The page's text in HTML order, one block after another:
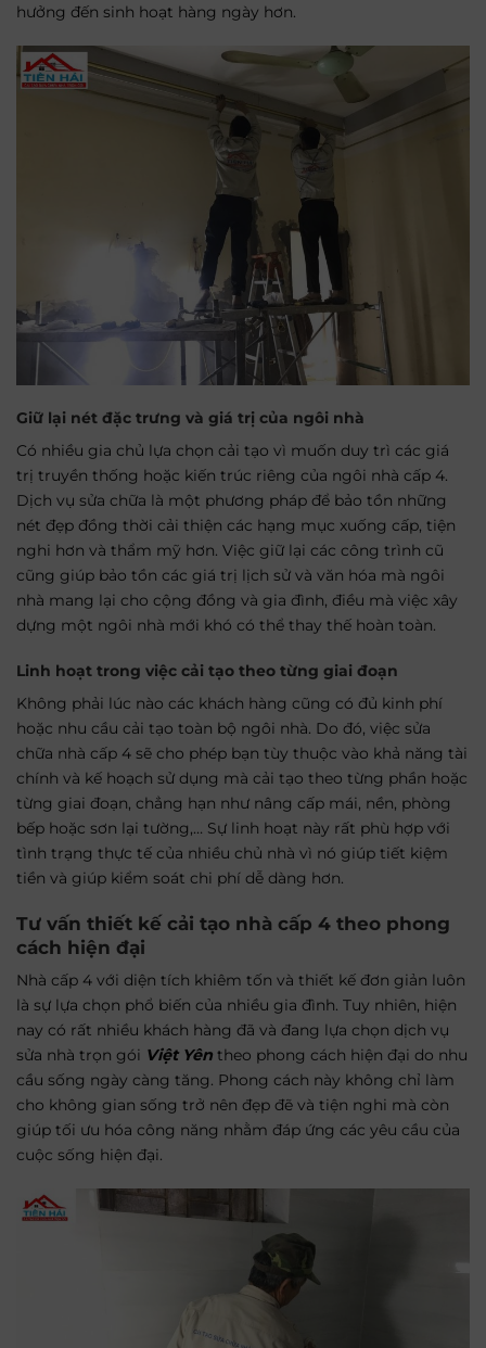
hưởng đến sinh hoạt hàng ngày hơn.
Giữ lại nét đặc trưng và giá trị của ngôi nhà
Có nhiều gia chủ lựa chọn cải tạo vì muốn duy trì các giá
trị truyền thống hoặc kiến trúc riêng của ngôi nhà cấp 4.
Dịch vụ sửa chữa là một phương pháp để bảo tồn những
nét đẹp đồng thời cải thiện các hạng mục xuống cấp, tiện
nghi hơn và thẩm mỹ hơn. Việc giữ lại các công trình cũ
cũng giúp bảo tồn các giá trị lịch sử và văn hóa mà ngôi
nhà mang lại cho cộng đồng và gia đình, điều mà việc xây
dựng một ngôi nhà mới khó có thể thay thế hoàn toàn.
Linh hoạt trong việc cải tạo theo từng giai đoạn
Không phải lúc nào các khách hàng cũng có đủ kinh phí
hoặc nhu cầu cải tạo toàn bộ ngôi nhà. Do đó, việc sửa
chữa nhà cấp 4 sẽ cho phép bạn tùy thuộc vào khả năng tài
chính và kế hoạch sử dụng mà cải tạo theo từng phần hoặc
từng giai đoạn, chẳng hạn như nâng cấp mái, nền, phòng
bếp hoặc sơn lại tường,… Sự linh hoạt này rất phù hợp với
tình trạng thực tế của nhiều chủ nhà vì nó giúp tiết kiệm
tiền và giúp kiểm soát chi phí dễ dàng hơn.
Tư vấn thiết kế cải tạo nhà cấp 4 theo phong
cách hiện đại
Nhà cấp 4 với diện tích khiêm tốn và thiết kế đơn giản luôn
là sự lựa chọn phổ biến của nhiều gia đình. Tuy nhiên, hiện
nay có rất nhiều khách hàng đã và đang lựa chọn dịch vụ
sửa nhà trọn gói Việt Yên theo phong cách hiện đại do nhu
cầu sống ngày càng tăng. Phong cách này không chỉ làm
cho không gian sống trở nên đẹp đẽ và tiện nghi mà còn
giúp tối ưu hóa công năng nhằm đáp ứng các yêu cầu của
cuộc sống hiện đại.